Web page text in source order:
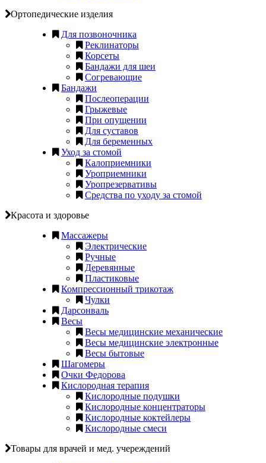
Ортопедические изделия
Для позвоночника
Реклинаторы
Корсеты
Бандажи для шеи
Согревающие
Бандажи
Послеоперации
Грыжевые
При опущении
Для суставов
Для беременных
Уход за стомой
Калоприемники
Уроприемники
Уропрезервативы
Средства по уходу за стомой
Красота и здоровье
Массажеры
Электрические
Ручные
Деревянные
Пластиковые
Компрессионный трикотаж
Чулки
Дарсонваль
Весы
Весы медицинские механические
Весы медицинские электронные
Весы бытовые
Шагомеры
Очки Федорова
Кислородная терапия
Кислородные подушки
Кислородные концентраторы
Кислородные коктейлеры
Кислородные смеси
Товары для врачей и мед. учереждений